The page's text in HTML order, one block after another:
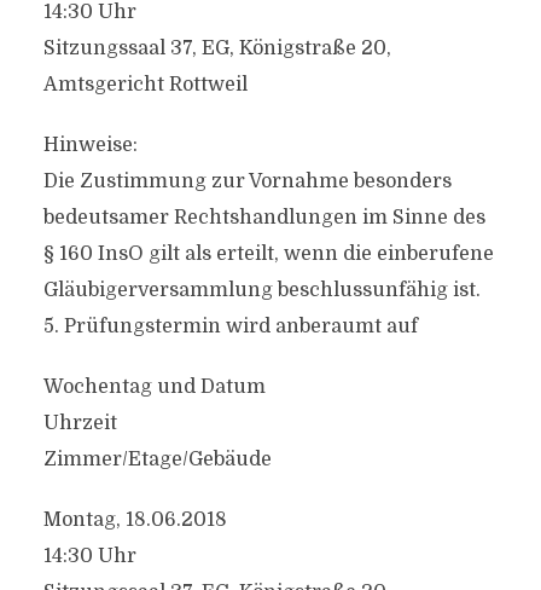
14:30 Uhr
Sitzungssaal 37, EG, Königstraße 20,
Amtsgericht Rottweil
Hinweise:
Die Zustimmung zur Vornahme besonders
bedeutsamer Rechtshandlungen im Sinne des
§ 160 InsO gilt als erteilt, wenn die einberufene
Gläubigerversammlung beschlussunfähig ist.
5. Prüfungstermin wird anberaumt auf
Wochentag und Datum
Uhrzeit
Zimmer/Etage/Gebäude
Montag, 18.06.2018
14:30 Uhr